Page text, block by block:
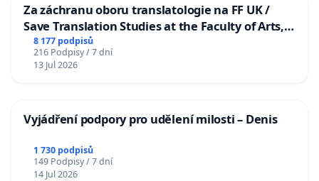
Za záchranu oboru translatologie na FF UK /
Save Translation Studies at the Faculty of Arts,
Charles University
8 177 podpisů
216 Podpisy / 7 dní
13 Jul 2026
Vyjádření podpory pro udělení milosti – Denis
1 730 podpisů
149 Podpisy / 7 dní
14 Jul 2026